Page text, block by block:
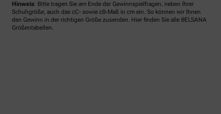
Hinweis: Bitte tragen Sie am Ende der Gewinnspielfragen, neben Ihrer
Schuhgröße, auch das cC- sowie cB-Maß in cm ein. So können wir Ihnen
den Gewinn in der richtigen Größe zusenden. Hier finden Sie alle BELSANA
Größentabellen.